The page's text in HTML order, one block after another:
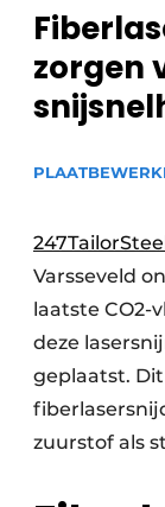
Podcasts
Privacy
Vacature
Video’s
zorgen
Varsseveld
laatste CO2-
deze
geplaatst.
zuurstof als